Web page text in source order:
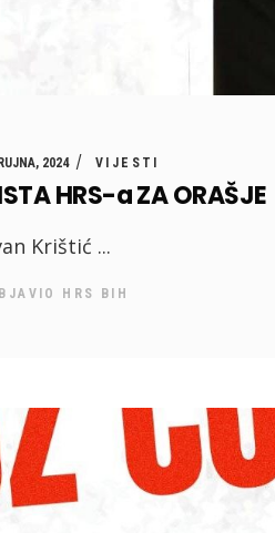
2024 VIJESTI
HRS-a ZA ORAŠJE
Krištić
HRS BIH